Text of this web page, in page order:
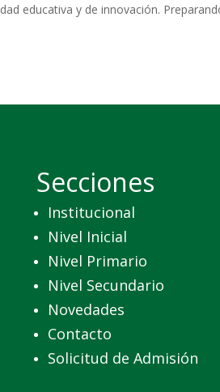
educativa y de innovación.
Secciones
Institucional
Nivel Inicial
Nivel Primario
Nivel Secundario
Novedades
Contacto
Solicitud de Admisión